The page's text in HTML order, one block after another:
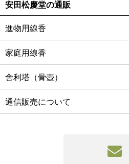
安田松慶堂の通販
進物用線香
家庭用線香
舎利塔（骨壺）
通信販売について